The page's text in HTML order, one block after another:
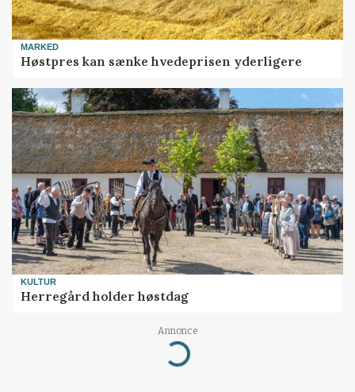
MARKED
Høstpres kan sænke hvedeprisen yderligere
KULTUR
Herregård holder høstdag
Annonce
Loading...